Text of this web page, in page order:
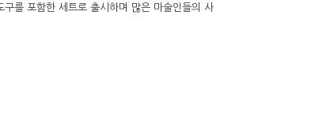
를 포함한 세트로 출시하며 많은 마술인들의 사